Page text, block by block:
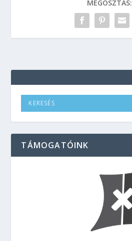
MEGOSZTÁS:
TÁMOGATÓINK